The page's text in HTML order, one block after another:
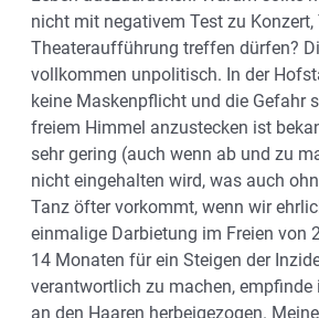
nicht mit negativem Test zu Konzert,
Theateraufführung treffen dürfen?
vollkommen unpolitisch. In der
keine Maskenpflicht und die Gefahr
freiem Himmel anzustecken ist
sehr gering (auch wenn ab und zu
nicht eingehalten wird, was auch
Tanz öfter vorkommt, wenn wir
einmalige Darbietung im Freien von
14 Monaten für ein Steigen der
verantwortlich zu machen, empfinde
an den Haaren herbeigezogen.